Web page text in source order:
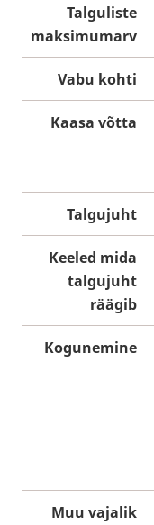
Talguliste
maksimumarv
Vabu kohti
Kaasa võtta
Talgujuht
Keeled mida
talgujuht
räägib
Kogunemine
Muu vajalik